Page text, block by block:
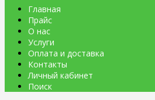
Главная
Прайс
О нас
Услуги
Оплата и доставка
Контакты
Личный кабинет
Поиск